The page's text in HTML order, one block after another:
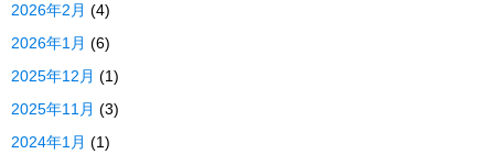
2026年2月 (4)
2026年1月 (6)
2025年12月 (1)
2025年11月 (3)
2024年1月 (1)